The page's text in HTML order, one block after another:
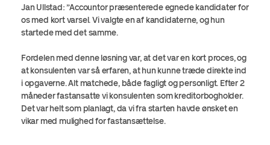
Jan Ullstad: ”Accountor præsenterede egnede kandidater for
os med kort varsel. Vi valgte en af kandidaterne, og hun
startede med det samme.
Fordelen med denne løsning var, at det var en kort proces, og
at konsulenten var så erfaren, at hun kunne træde direkte ind
i opgaverne. Alt matchede, både fagligt og personligt. Efter 2
måneder fastansatte vi konsulenten som kreditorbogholder.
Det var helt som planlagt, da vi fra starten havde ønsket en
vikar med mulighed for fastansættelse.